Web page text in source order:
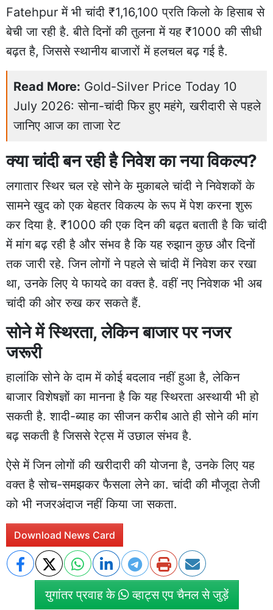
Fatehpur में भी चांदी ₹1,16,100 प्रति किलो के हिसाब से
बेची जा रही है. बीते दिनों की तुलना में यह ₹1000 की सीधी
बढ़त है, जिससे स्थानीय बाजारों में हलचल बढ़ गई है.
Read More: Gold-Silver Price Today 10
July 2026: सोना-चांदी फिर हुए महंगे, खरीदारी से पहले
जानिए आज का ताजा रेट
क्या चांदी बन रही है निवेश का नया विकल्प?
लगातार स्थिर चल रहे सोने के मुकाबले चांदी ने निवेशकों के
सामने खुद को एक बेहतर विकल्प के रूप में पेश करना शुरू
कर दिया है. ₹1000 की एक दिन की बढ़त बताती है कि चांदी
में मांग बढ़ रही है और संभव है कि यह रुझान कुछ और दिनों
तक जारी रहे. जिन लोगों ने पहले से चांदी में निवेश कर रखा
था, उनके लिए ये फायदे का वक्त है. वहीं नए निवेशक भी अब
चांदी की ओर रुख कर सकते हैं.
सोने में स्थिरता, लेकिन बाजार पर नजर
जरूरी
हालांकि सोने के दाम में कोई बदलाव नहीं हुआ है, लेकिन
बाजार विशेषज्ञों का मानना है कि यह स्थिरता अस्थायी भी हो
सकती है. शादी-ब्याह का सीजन करीब आते ही सोने की मांग
बढ़ सकती है जिससे रेट्स में उछाल संभव है.
ऐसे में जिन लोगों की खरीदारी की योजना है, उनके लिए यह
वक्त है सोच-समझकर फैसला लेने का. चांदी की मौजूदा तेजी
को भी नजरअंदाज नहीं किया जा सकता.
Download News Card
युगांतर प्रवाह के व्हाट्स एप चैनल से जुड़ें